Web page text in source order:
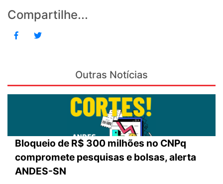
Compartilhe...
Outras Notícias
Bloqueio de R$ 300 milhões no CNPq
compromete pesquisas e bolsas, alerta
ANDES-SN